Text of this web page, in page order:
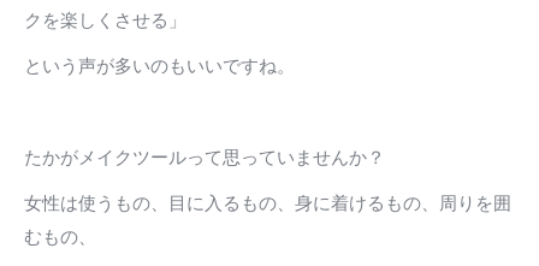
クを楽しくさせる」
という声が多いのもいいですね。
たかがメイクツールって思っていませんか？
女性は使うもの、目に入るもの、身に着けるもの、周りを囲
むもの、